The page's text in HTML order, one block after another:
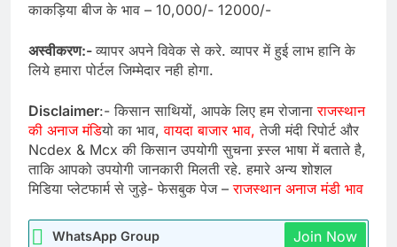
काकड़िया बीज के भाव – 10,000/- 12000/-
अस्वीकरण:-व्यापर अपने विवेक से करे. व्यापर में हुई लाभ हानि के
लिये हमारा पोर्टल जिम्मेदार नही होगा.
Disclaimer:- किसान साथियों, आपके लिए हम रोजानाराजस्थान
की अनाज मंडियो का भाव, वायदा बाजार भाव, तेजी मंदी रिपोर्ट और
Ncdex & Mcx की किसान उपयोगी सुचना स्र्स्ल भाषा में बताते है,
ताकि आपको उपयोगी जानकारी मिलती रहे. हमारे अन्य शोशल
मिडिया प्लेटफार्म से जुड़े- फेसबुक पेज –राजस्थान अनाज मंडी भाव
WhatsApp Group Join Now